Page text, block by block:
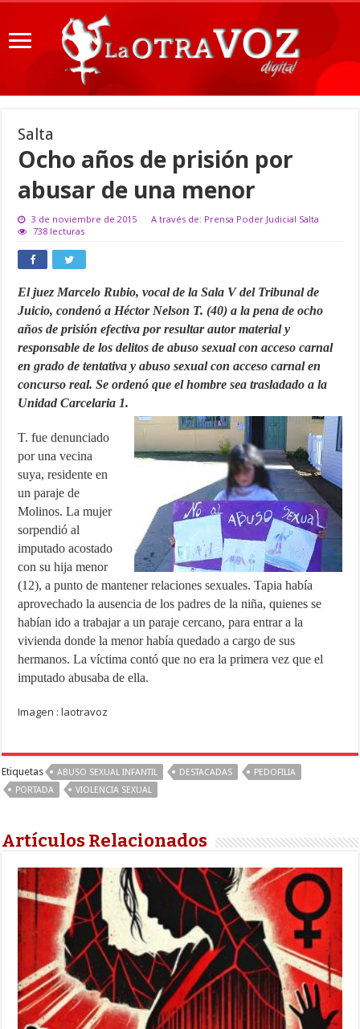
Salta
Ocho años de prisión por
abusar de una menor
3 de noviembre de 2015
A través de: Prensa Poder Judicial Salta
738 lecturas
El juez Marcelo Rubio, vocal de la Sala V del Tribunal de
Juicio, condenó a Héctor Nelson T. (40) a la pena de ocho
años de prisión efectiva por resultar autor material y
responsable de los delitos de abuso sexual con acceso carnal
en grado de tentativa y abuso sexual con acceso carnal en
concurso real. Se ordenó que el hombre sea trasladado a la
Unidad Carcelaria 1.
T. fue denunciado
por una vecina
suya, residente en
un paraje de
Molinos. La mujer
sorpendió al
imputado acostado
con su hija menor
(12), a punto de mantener relaciones sexuales. Tapia había
aprovechado la ausencia de los padres de la niña, quienes se
habían ido a trabajar a un paraje cercano, para entrar a la
vivienda donde la menor había quedado a cargo de sus
hermanos. La víctima contó que no era la primera vez que el
imputado abusaba de ella.
Imagen : laotravoz
Etiquetas ABUSO SEXUAL INFANTIL DESTACADAS
PEDOFILIA
PORTADA
VIOLENCIA SEXUAL
Artículos Relacionados